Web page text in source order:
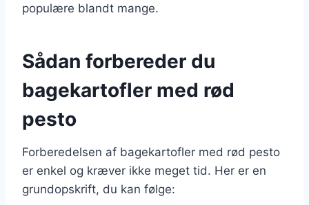
populære blandt mange.
Sådan forbereder du
bagekartofler med rød
pesto
Forberedelsen af bagekartofler med rød pesto
er enkel og kræver ikke meget tid. Her er en
grundopskrift, du kan følge: